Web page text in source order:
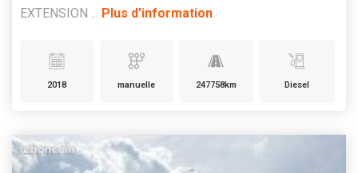
EXTENSION ... Plus d'information
2018 manuelle 247758km Diesel